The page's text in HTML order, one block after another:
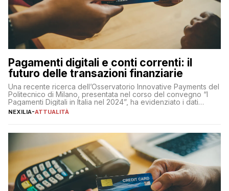
Pagamenti digitali e conti correnti: il
futuro delle transazioni finanziarie
Una recente ricerca dell’Osservatorio Innovative Payments del
Politecnico di Milano, presentata nel corso del convegno “I
Pagamenti Digitali in Italia nel 2024”, ha evidenziato i dati
definitivi del primo semestre 2024 relativamente alle
NEXILIA-ATTUALITÀ